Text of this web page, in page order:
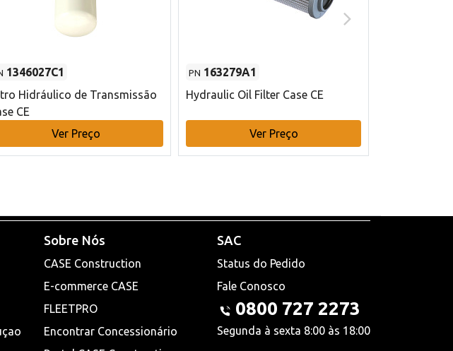
1346027C1
Hidráulico de Transmissão
CE
Ver Preço
PN 163279A1
Hydraulic Oil Filter Case CE
Ver Preço
Sobre Nós
CASE Construction
E-commerce CASE
FLEETPRO
Encontrar Concessionário
SAC
Status do Pedido
Fale Conosco
0800 727 2273
Segunda à sexta 8:00 às 18:00